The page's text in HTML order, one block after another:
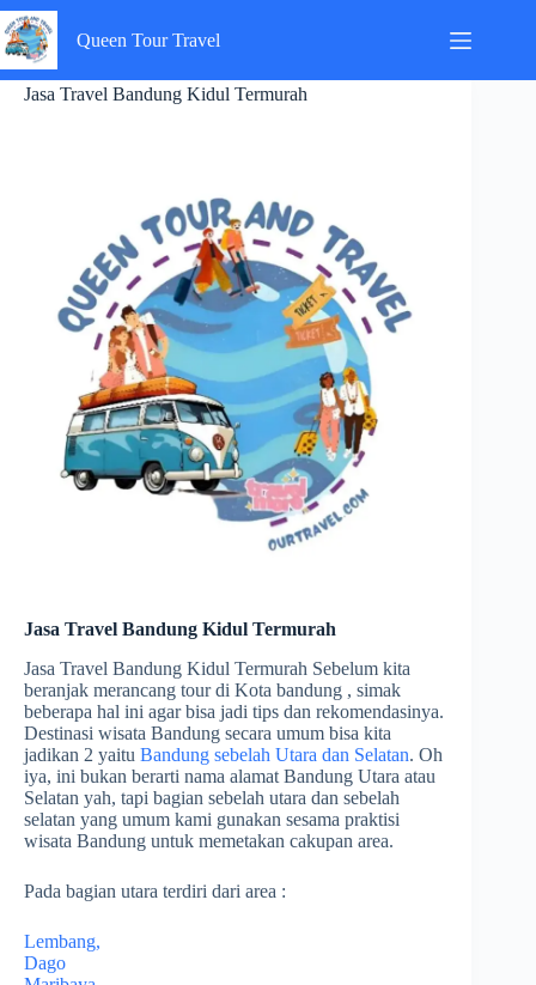
Skip
to
content
Queen Tour Travel
Jasa Travel Bandung Kidul Termurah
Jasa Travel Bandung Kidul Termurah
Jasa Travel Bandung Kidul Termurah Sebelum kita
beranjak merancang tour di Kota bandung , simak
beberapa hal ini agar bisa jadi tips dan rekomendasinya.
Destinasi wisata Bandung secara umum bisa kita
jadikan 2 yaitu Bandung sebelah Utara dan Selatan. Oh
iya, ini bukan berarti nama alamat Bandung Utara atau
Selatan yah, tapi bagian sebelah utara dan sebelah
selatan yang umum kami gunakan sesama praktisi
wisata Bandung untuk memetakan cakupan area.
Pada bagian utara terdiri dari area :
Lembang,
Dago